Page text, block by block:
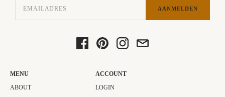
AANMELDEN
MENU
ABOUT
ACCOUNT
LOGIN